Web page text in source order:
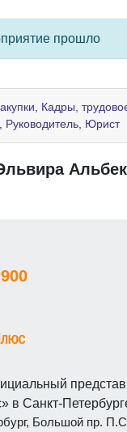
прошло
Кадры,
Руководитель Юрист
в Санкт-
Большой пр.